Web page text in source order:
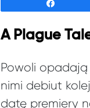
A Plague
Powoli
nimi debiut
datę premiery